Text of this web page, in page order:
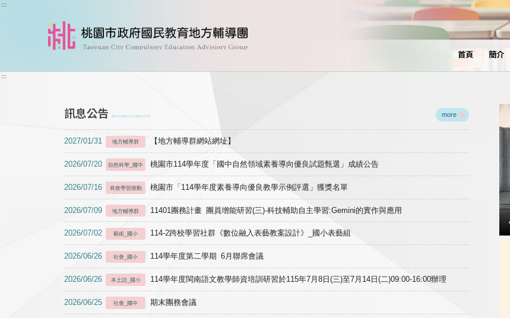
跳到主要內容
:::
首頁 簡介
:::
訊息公告 Announcements more
2027/01/31 地方輔導群 【地方輔導群網站網址】
2026/07/20 自然科學_國中 桃園市114學年度「國中自然領域素養導向優良試題甄選」成績公告
2026/07/16 有效學習推動 桃園市「114學年度素養導向優良教學示例評選」獲獎名單
2026/07/09 地方輔導群 11401團務計畫 團員增能研習(三)-科技輔助自主學習:Gemini的實作與應用
2026/07/02 藝術_國小 114-2跨校學習社群《數位融入表藝教案設計》_國小表藝組
2026/06/26 社會_國小 114學年度第二學期 6月聯席會議
2026/06/26 本土語_國小 114學年度閩南語文教學師資培訓研習於115年7月8日(三)至7月14日(二)09:00-16:00辦理
2026/06/25 社會_國中 期末團務會議